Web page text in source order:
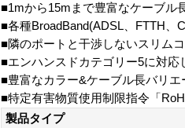
■1mから15mまで豊富なケーブル
■各種BroadBand(ADSL、FTTH、
■隣のポートと干渉しないスリム
■エンハンスドカテゴリー5に対
■豊富なカラー&ケーブル長バリエ
■特定有害物質使用制限指令「
製品タイプ